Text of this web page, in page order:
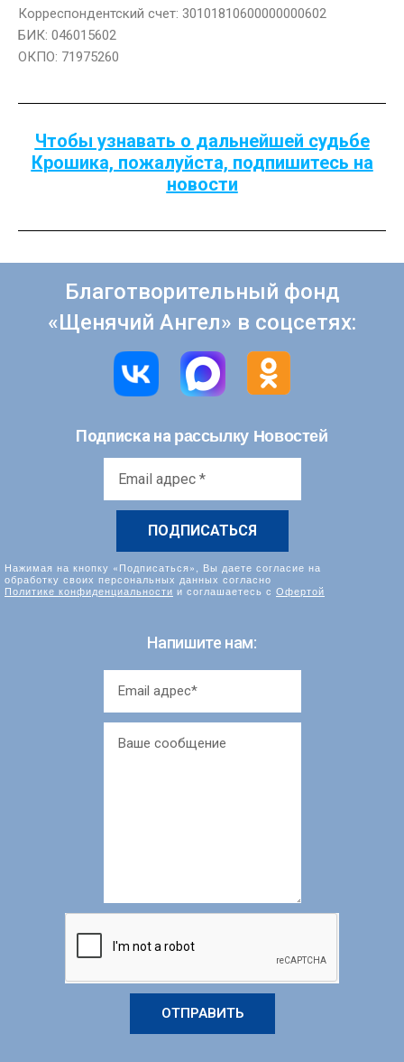
Корреспондентский счет: 30101810600000000602
БИК: 046015602
ОКПО: 71975260
Чтобы узнавать о дальнейшей судьбе
Крошика, пожалуйста, подпишитесь на
новости
Благотворительный фонд
«Щенячий Ангел» в соцсетях:
Подписка на рассылку Новостей
Нажимая на кнопку «Подписаться», Вы даете согласие на
обработку своих персональных данных согласно
Политике конфиденциальности и соглашаетесь с Офертой
Напишите нам:
ОТПРАВИТЬ